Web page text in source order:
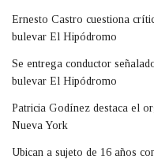
Ernesto Castro cuestiona
bulevar El Hipódromo
Se entrega conductor
bulevar El Hipódromo
Patricia Godínez destaca el
Nueva York
Ubican a sujeto de 16 años